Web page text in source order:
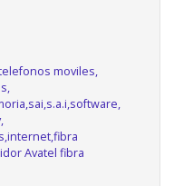
moviles,
Avatel fibra